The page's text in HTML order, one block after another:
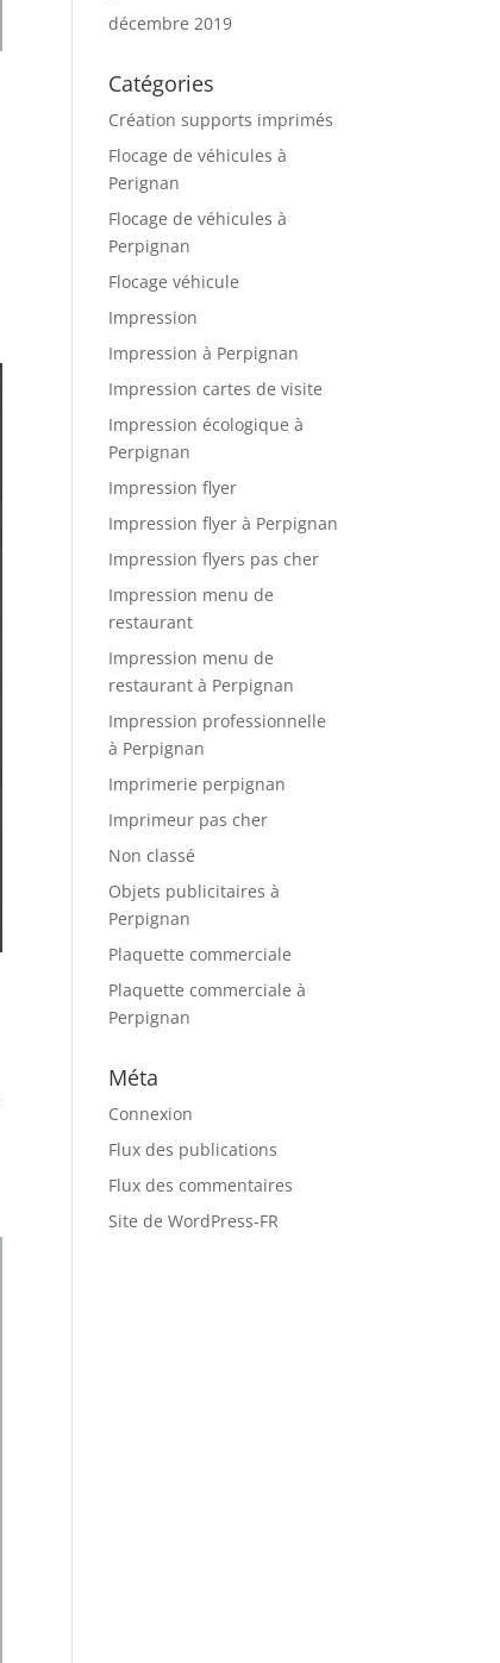
décembre 2019
Catégories
Création supports imprimés
Flocage de véhicules à
Perignan
Flocage de véhicules à
Perpignan
Flocage véhicule
Impression
Impression à Perpignan
Impression cartes de visite
Impression écologique à
Perpignan
Impression flyer
Impression flyer à Perpignan
Impression flyers pas cher
Impression menu de
restaurant
Impression menu de
restaurant à Perpignan
Impression professionnelle
à Perpignan
Imprimerie perpignan
Imprimeur pas cher
Non classé
Objets publicitaires à
Perpignan
Plaquette commerciale
Plaquette commerciale à
Perpignan
Méta
Connexion
Flux des publications
Flux des commentaires
Site de WordPress-FR